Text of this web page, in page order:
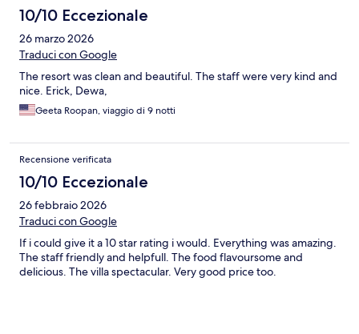
10/10 Eccezionale
26 marzo 2026
Traduci con Google
The resort was clean and beautiful. The staff were very kind and
nice. Erick, Dewa,
Geeta Roopan, viaggio di 9 notti
Recensione verificata
10/10 Eccezionale
26 febbraio 2026
Traduci con Google
If i could give it a 10 star rating i would. Everything was amazing.
The staff friendly and helpfull. The food flavoursome and
delicious. The villa spectacular. Very good price too.